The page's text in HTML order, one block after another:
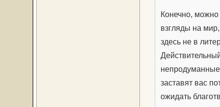
Конечно, можно
взгляды на
здесь не в
заставят вас
ожидать